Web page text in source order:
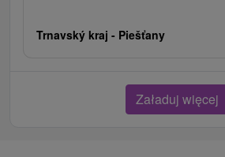
Trnavský kraj - Piešťany
Załaduj więcej